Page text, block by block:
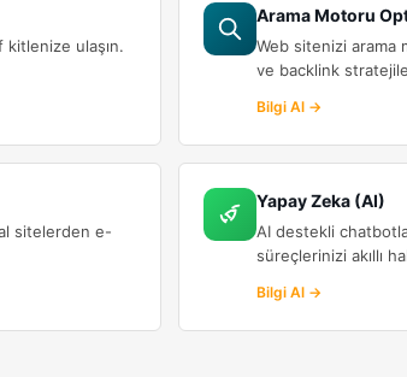
ulaşın.
Arama Motoru
Web sitenizi arama
ve backlink
Bilgi Al →
sitelerden e-
Yapay Zeka (AI)
AI destekli
süreçlerinizi akıllı
Bilgi Al →